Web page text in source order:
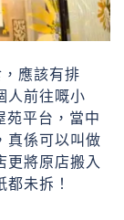
應該有排
人前往嘅小
苑平台，當中
係可以叫做
更將原店搬入
未拆！